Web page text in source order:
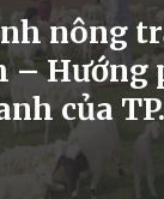
nông
– Hướng
của